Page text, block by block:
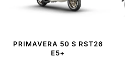
PRIMAVERA 50 S RST26
E5+